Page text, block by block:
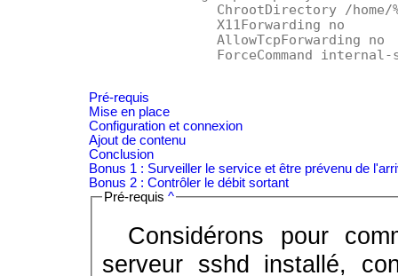
Pré-requis
Mise en place
Configuration et connexion
Ajout de contenu
Conclusion
Bonus 1 : Surveiller le service et être prévenu de
Bonus 2 : Contrôler le débit sortant
Pré-requis ^
Considérons pour
serveur sshd installé,